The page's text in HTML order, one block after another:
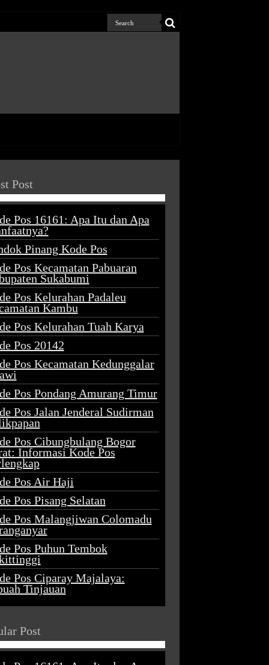
Post
Pos 16161: Apa Itu dan Apa
Pinang Kode Pos
Pos Kecamatan Pabuaran
Sukabumi
Pos Kelurahan Padaleu
Kambu
Pos Kelurahan Tuah Karya
Pos 20142
Pos Kecamatan Kedunggalar
Pos Pondang Amurang Timur
Pos Jalan Jenderal Sudirman
Pos Cibungbulang Bogor
Informasi Kode Pos
Pos Air Haji
Pos Pisang Selatan
Pos Malangjiwan Colomadu
Pos Puhun Tembok
Pos Ciparay Majalaya:
Tinjauan
Post